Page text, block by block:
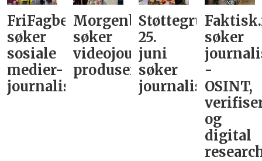
FriFagbevegelse
søker
sosiale
medier-
journalist
Morgenbladet
søker
videojournalist/podkast-
produsent
Støttegruppa
25.
juni
søker
journalist
søker
-
OSINT,
og
digital